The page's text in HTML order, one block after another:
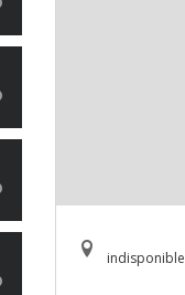
indisponible